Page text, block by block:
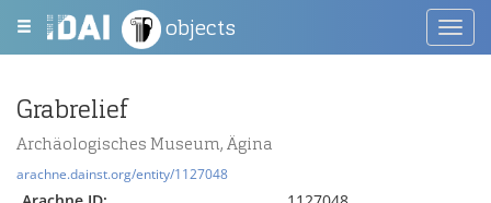
objects
Grabrelief
Archäologisches Museum, Ägina
arachne.dainst.org/entity/1127048